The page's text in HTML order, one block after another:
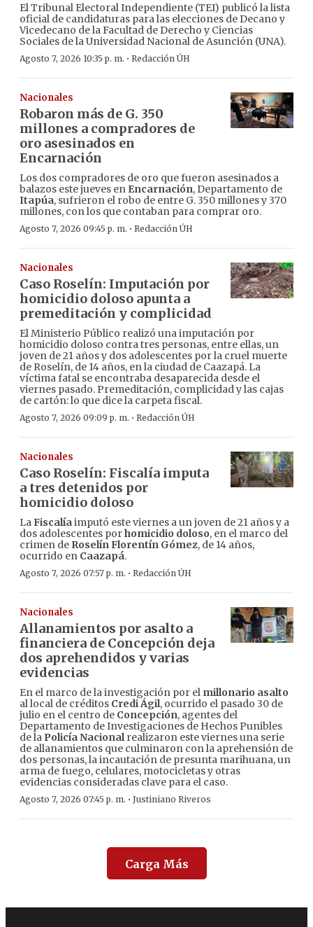
El Tribunal Electoral Independiente (TEI) publicó la lista
oficial de candidaturas para las elecciones de Decano y
Vicedecano de la Facultad de Derecho y Ciencias
Sociales de la Universidad Nacional de Asunción (UNA).
Agosto 7, 2026 10:35 p. m. · Redacción ÚH
Nacionales
Robaron más de G. 350
millones a compradores de
oro asesinados en
Encarnación
Los dos compradores de oro que fueron asesinados a
balazos este jueves en Encarnación, Departamento de
Itapúa, sufrieron el robo de entre G. 350 millones y 370
millones, con los que contaban para comprar oro.
Agosto 7, 2026 09:45 p. m. · Redacción ÚH
Nacionales
Caso Roselín: Imputación por
homicidio doloso apunta a
premeditación y complicidad
El Ministerio Público realizó una imputación por
homicidio doloso contra tres personas, entre ellas, un
joven de 21 años y dos adolescentes por la cruel muerte
de Roselín, de 14 años, en la ciudad de Caazapá. La
víctima fatal se encontraba desaparecida desde el
viernes pasado. Premeditación, complicidad y las cajas
de cartón: lo que dice la carpeta fiscal.
Agosto 7, 2026 09:09 p. m. · Redacción ÚH
Nacionales
Caso Roselín: Fiscalía imputa
a tres detenidos por
homicidio doloso
LaFiscalíaimputó este viernes a un joven de 21 años y a
dos adolescentes porhomicidio doloso, en el marco del
crimen de Roselín Florentín Gómez, de 14 años,
ocurrido en Caazapá.
Agosto 7, 2026 07:57 p. m. · Redacción ÚH
Nacionales
Allanamientos por asalto a
financiera de Concepción deja
dos aprehendidos y varias
evidencias
En el marco de la investigación por el millonario asalto
al local de créditos Credi Ágil, ocurrido el pasado 30 de
julio en el centro de Concepción, agentes del
Departamento de Investigaciones de Hechos Punibles
de la Policía Nacionalrealizaron este viernes una serie
de allanamientos que culminaron con la aprehensión de
dos personas, la incautación de presunta marihuana, un
arma de fuego, celulares, motocicletas y otras
evidencias consideradas clave para el caso.
Agosto 7, 2026 07:45 p. m. · Justiniano Riveros
Carga Más